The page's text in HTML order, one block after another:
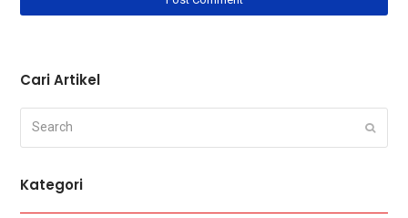
Cari Artikel
Kategori